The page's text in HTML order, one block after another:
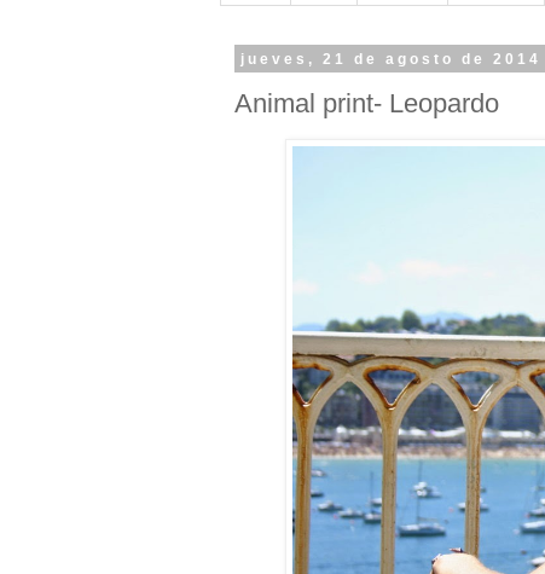
jueves, 21 de agosto de 2014
Animal print- Leopardo